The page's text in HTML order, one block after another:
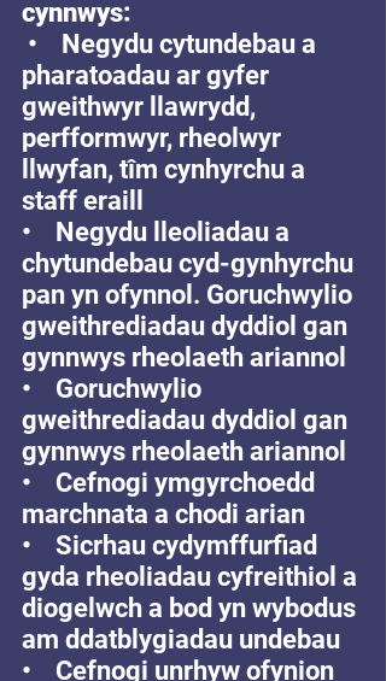
cynnwys:
•    Negydu cytundebau a
pharatoadau ar gyfer
gweithwyr llawrydd,
perfformwyr, rheolwyr
llwyfan, tîm cynhyrchu a
staff eraill
•    Negydu lleoliadau a
chytundebau cyd-gynhyrchu
pan yn ofynnol. Goruchwylio
gweithrediadau dyddiol gan
gynnwys rheolaeth ariannol
•    Goruchwylio
gweithrediadau dyddiol gan
gynnwys rheolaeth ariannol
•    Cefnogi ymgyrchoedd
marchnata a chodi arian
•    Sicrhau cydymffurfiad
gyda rheoliadau cyfreithiol a
diogelwch a bod yn wybodus
am ddatblygiadau undebau
•    Cefnogi unrhyw ofynion